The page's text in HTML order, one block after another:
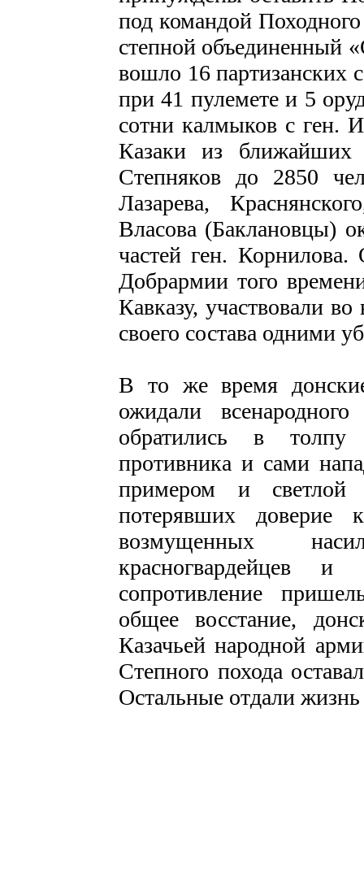
под командой
степной объединенный
вошло 16
при 41 пулемете и 5
сотни калмыков с ген.
Казаки из ближайших
Степняков до 2850
Лазарева,
Власова (Баклановцы)
частей ген.
Добрармии того
Кавказу, участвовали
своего состава одними
В то же время
ожидали
обратились в толпу
противника и сами
примером и
потерявших доверие
возмущенных
красногвардейцев и
сопротивление
общее восстание,
Казачьей народной
Степного похода
Остальные отдали